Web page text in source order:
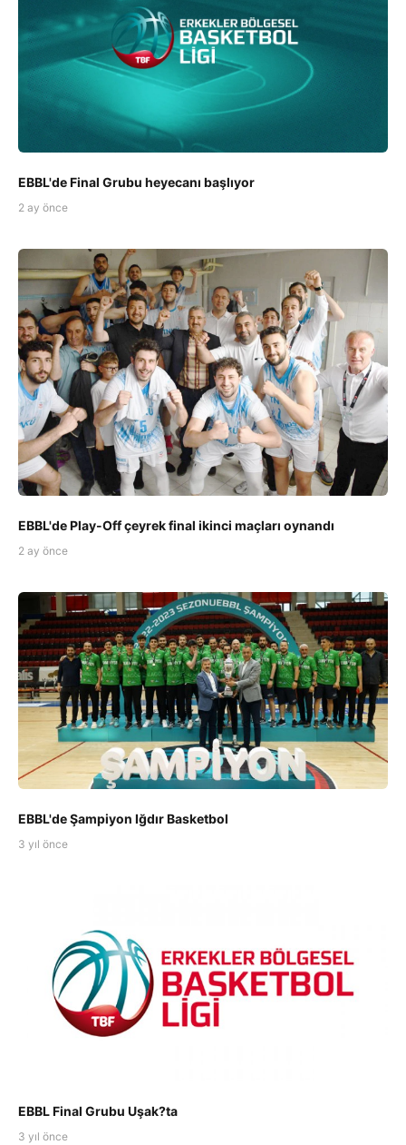
EBBL'de Final Grubu heyecanı başlıyor
2 ay önce
EBBL'de Play-Off çeyrek final ikinci maçları oynandı
2 ay önce
EBBL'de Şampiyon Iğdır Basketbol
3 yıl önce
EBBL Final Grubu Uşak?ta
3 yıl önce